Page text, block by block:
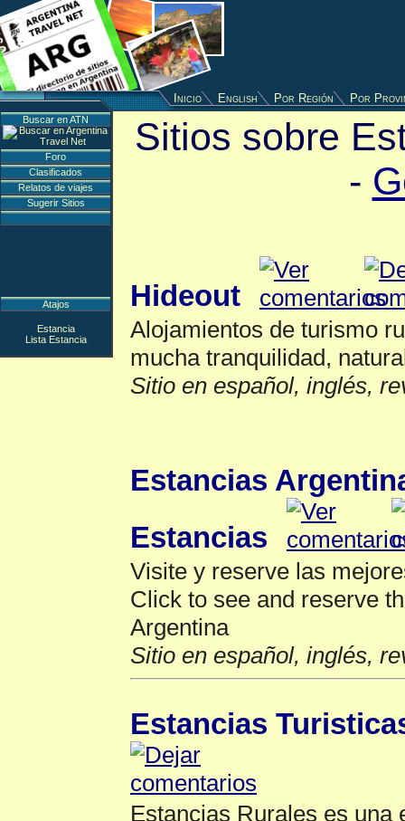
Inicio English Por Región Por
Sitios sobre
-
Hideout
Alojamientos de turismo
mucha tranquilidad,
Sitio en español, inglés,
Estancias
Estancias
Visite y reserve las
Click to see and reserve
Argentina
Sitio en español, inglés,
Estancias
Estancias Rurales es una
Buscar en ATN
Foro
Clasificados
Relatos de viajes
Sugerir Sitios
Atajos
Estancia
Lista Estancia